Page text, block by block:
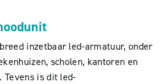
inzetbaar led-armatuur, onder
scholen, kantoren en
Tevens is dit led-